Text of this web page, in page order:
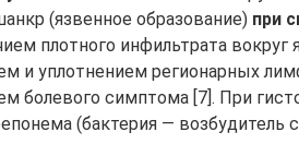
(язвенное образование) при
плотного инфильтрата
и уплотнением регионарных
болевого симптома [7]. При
(бактерия — возбудитель